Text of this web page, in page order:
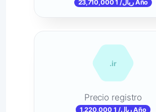
23,710,000 ریال/ 1 Año
.ir
Precio registro
1,220,000 ریال/ 1 Año